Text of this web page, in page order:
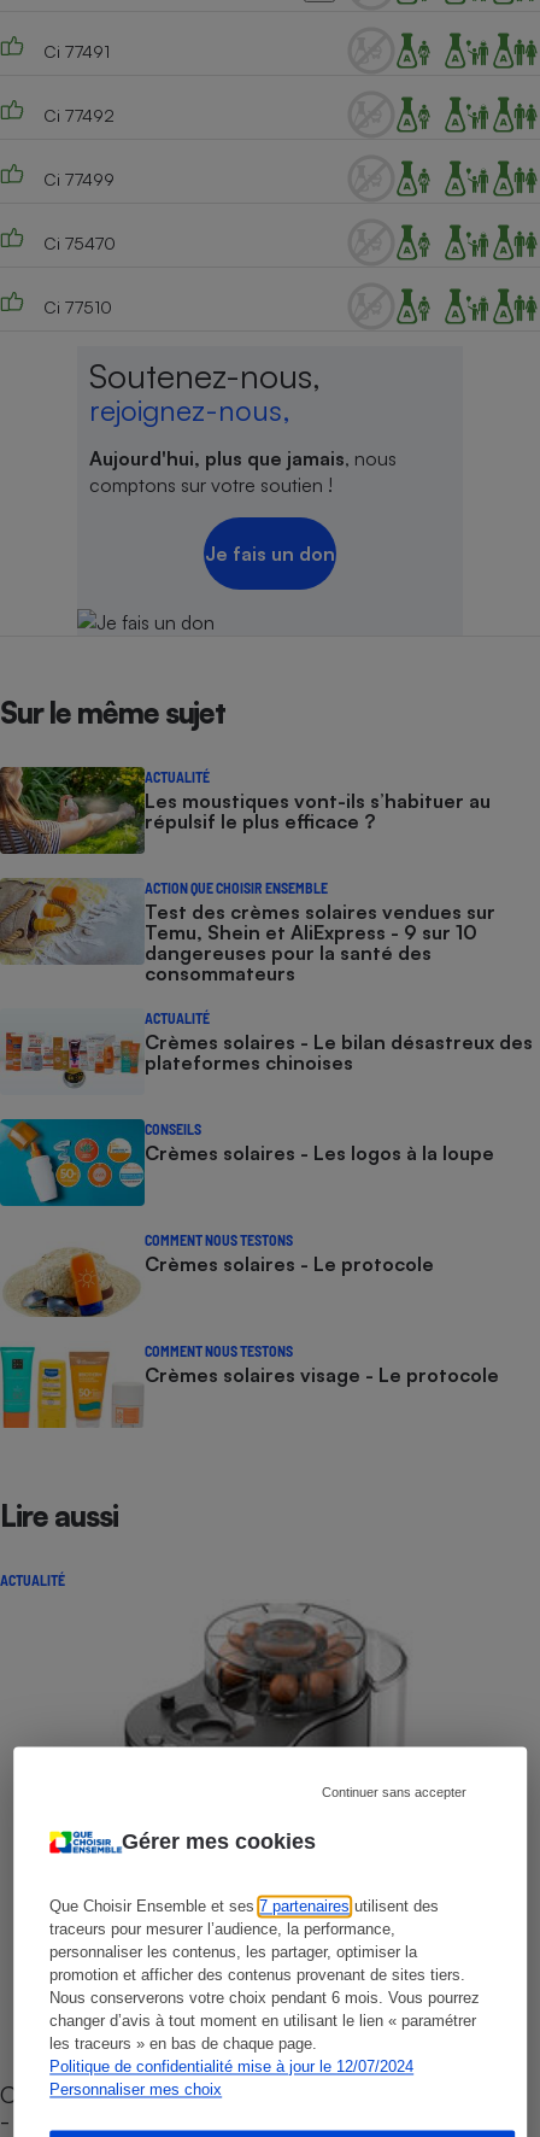
Gérer mes cookies
Que Choisir Ensemble et ses7 partenaires utilisent des
traceurs pour mesurer l’audience, la performance,
personnaliser les contenus, les partager, optimiser la
promotion et afficher des contenus provenant de sites tiers.
Nous conserverons votre choix pendant 6 mois. Vous pourrez
changer d’avis à tout moment en utilisant le lien « paramétrer
les traceurs » en bas de chaque page.
Politique de confidentialité mise à jour le 12/07/2024
Personnaliser mes choix
Continuer sans accepter
Ci 77491
Ci 77492
Ci 77499
Ci 75470
Ci 77510
Soutenez-nous,
rejoignez-nous,
Aujourd'hui, plus que jamais, nous
comptons sur votre soutien !
Je fais un don
Sur le même sujet
ACTUALITÉ
Les moustiques vont-ils s’habituer au
répulsif le plus efficace ?
ACTION QUE CHOISIR ENSEMBLE
Test des crèmes solaires vendues sur
Temu, Shein et AliExpress - 9 sur 10
dangereuses pour la santé des
consommateurs
ACTUALITÉ
Crèmes solaires - Le bilan désastreux des
plateformes chinoises
CONSEILS
Crèmes solaires - Les logos à la loupe
COMMENT NOUS TESTONS
Crèmes solaires - Le protocole
COMMENT NOUS TESTONS
Crèmes solaires visage - Le protocole
Lire aussi
ACTUALITÉ
Cafetière à capsules zéro déchet CoffeeB (vidéo)
- Premières impressions